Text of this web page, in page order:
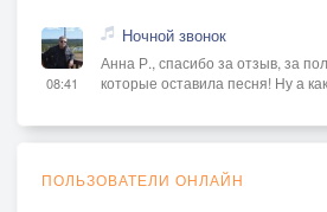
08:41
Ночной звонок
Анна Р., спасибо за отзыв, за
которые оставила песня! Ну а
ПОЛЬЗОВАТЕЛИ ОНЛАЙН